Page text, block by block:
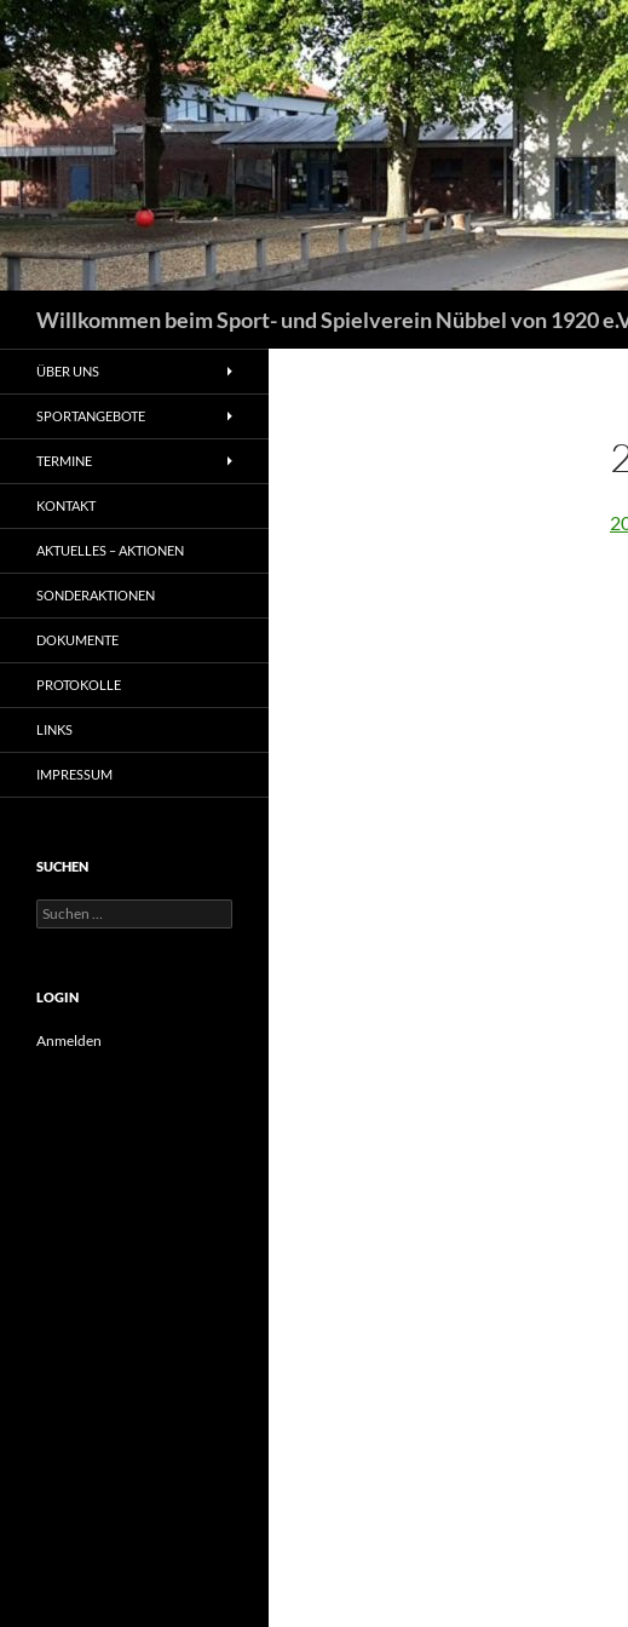
Willkommen beim Sport- und Spielverein Nübbel von 1920
ÜBER UNS
SPORTANGEBOTE
TERMINE
KONTAKT
AKTUELLES – AKTIONEN
SONDERAKTIONEN
DOKUMENTE
PROTOKOLLE
LINKS
IMPRESSUM
SUCHEN
Suchen
nach:
LOGIN
Anmelden